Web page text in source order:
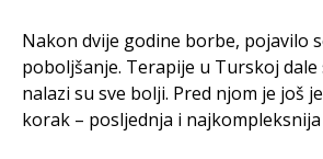
Nakon dvije godine borbe, pojavilo
poboljšanje. Terapije u Turskoj dale
nalazi su sve bolji. Pred njom je još
korak – posljednja i